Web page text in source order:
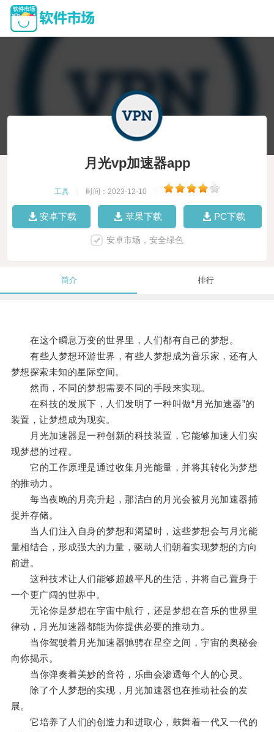
月光vp加速器app
工具 时间：2023-12-10
安卓下载 苹果下载 PC下载
安卓市场，安全绿色
简介 排行
在这个瞬息万变的世界里，人们都有自己的梦想。
有些人梦想环游世界，有些人梦想成为音乐家，还有人
梦想探索未知的星际空间。
然而，不同的梦想需要不同的手段来实现。
在科技的发展下，人们发明了一种叫做“月光加速器”的
装置，让梦想成为现实。
月光加速器是一种创新的科技装置，它能够加速人们实
现梦想的过程。
它的工作原理是通过收集月光能量，并将其转化为梦想
的推动力。
每当夜晚的月亮升起，那洁白的月光会被月光加速器捕
捉并存储。
当人们注入自身的梦想和渴望时，这些梦想会与月光能
量相结合，形成强大的力量，驱动人们朝着实现梦想的方向
前进。
这种技术让人们能够超越平凡的生活，并将自己置身于
一个更广阔的世界中。
无论你是梦想在宇宙中航行，还是梦想在音乐的世界里
律动，月光加速器都能为你提供必要的推动力。
当你驾驶着月光加速器驰骋在星空之间，宇宙的奥秘会
向你揭示。
当你弹奏着美妙的音符，乐曲会渗透每个人的心灵。
除了个人梦想的实现，月光加速器也在推动社会的发
展。
它培养了人们的创造力和进取心，鼓舞着一代又一代的